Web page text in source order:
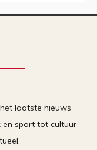
laatste nieuws
en sport tot cultuur